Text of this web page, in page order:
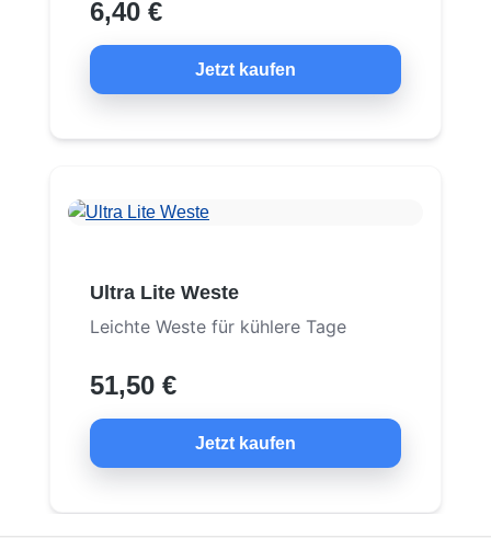
6,40 €
Jetzt kaufen
Ultra Lite Weste
Leichte Weste für kühlere Tage
51,50 €
Jetzt kaufen